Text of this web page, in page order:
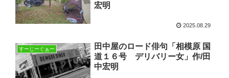
宏明
2025.08.29
すーじーぐぁー
田中屋のロード俳句「相模原 国
道１６号 デリバリー女」作/田
中宏明